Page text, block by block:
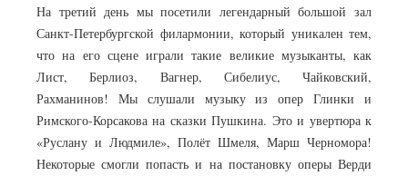
На третий день мы посетили легендарный большой зал
Санкт-Петербургской филармонии, который уникален тем,
что на его сцене играли такие великие музыканты, как
Лист, Берлиоз, Вагнер, Сибелиус, Чайковский,
Рахманинов! Мы слушали музыку из опер Глинки и
Римского-Корсакова на сказки Пушкина. Это и увертюра к
«Руслану и Людмиле», Полёт Шмеля, Марш Черномора!
Некоторые смогли попасть и на постановку оперы Верди